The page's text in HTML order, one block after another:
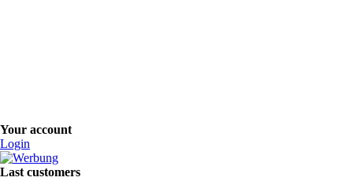
Your account
Login
Last customers